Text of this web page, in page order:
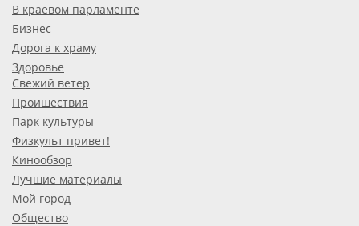
В краевом парламенте
Бизнес
Дорога к храму
Здоровье
Свежий ветер
Проишествия
Парк культуры
Физкульт привет!
Кинообзор
Лучшие материалы
Мой город
Общество